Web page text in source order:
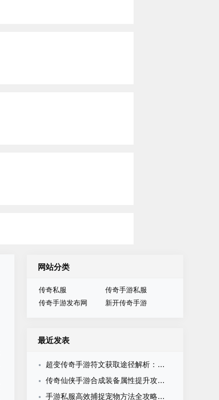
网站分类
传奇私服
传奇手游私服
传奇手游发布网
新开传奇手游
最近发表
超变传奇手游符文获取途径解析：六大渠道全拆解，从零打造你的符文战神
传奇仙侠手游合成装备属性提升攻略：材料投放职业路线神装锻造全解析
手游私服高效捕捉宠物方法全攻略：刷新规律、道具选择与血线控制技巧